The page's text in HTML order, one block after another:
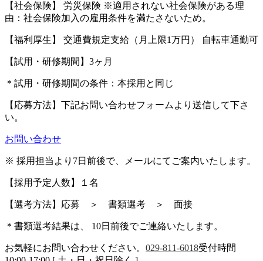
【社会保険】 労災保険 ※適用されない社会保険がある理
由：社会保険加入の雇用条件を満たさないため。
【福利厚生】 交通費規定支給（月上限1万円） 自転車通勤可
【試用・研修期間】3ヶ月
＊試用・研修期間の条件：本採用と同じ
【応募方法】下記お問い合わせフォームより送信して下さ
い。
お問い合わせ
※ 採用担当より7日前後で、メールにてご案内いたします。
【採用予定人数】１名
【選考方法】応募 ＞ 書類選考 ＞ 面接
＊書類選考結果は、 10日前後でご連絡いたします。
お気軽にお問い合わせください。 029-811-6018受付時間